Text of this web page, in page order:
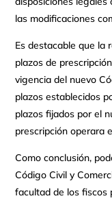
las modificaciones
Es destacable que la
plazos de
vigencia del nuevo
plazos establecidos
plazos fijados por el
prescripción operara
Como conclusión,
Código Civil y
facultad de los fiscos